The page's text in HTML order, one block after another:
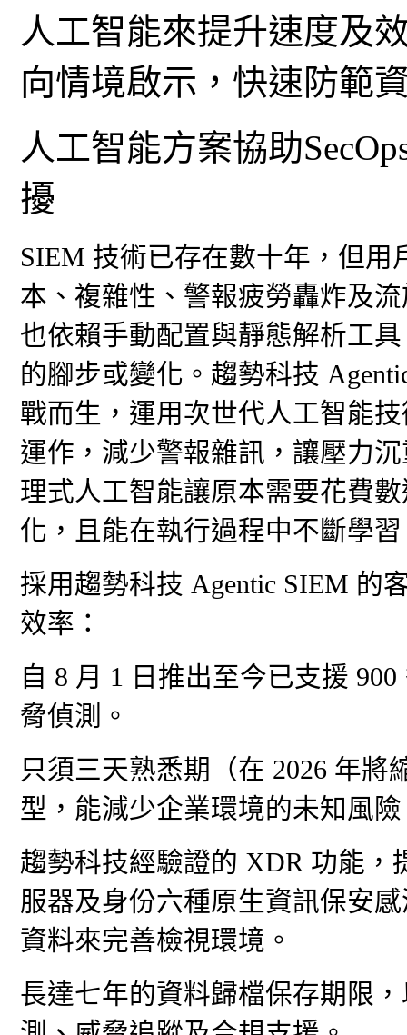
人工智能來提升速度及
向情境啟示，快速防範
人工智能方案協助
擾
SIEM 技術已存在數十年，但
本、複雜性、警報疲勞轟炸及
也依賴手動配置與靜態解析工
的腳步或變化。趨勢科技
戰而生，運用次世代人工智能
運作，減少警報雜訊，讓壓力
理式人工智能讓原本需要花費
化，且能在執行過程中不斷學
採用趨勢科技 Agentic SIEM 的
效率：
自 8 月 1 日推出至今已支援
脅偵測。
只須三天熟悉期（在 2026 年
型，能減少企業環境的未知風
趨勢科技經驗證的 XDR 功能
服器及身份六種原生資訊保安
資料來完善檢視環境。
長達七年的資料歸檔保存期限